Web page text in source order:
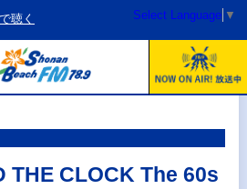
聴く Select Language ▼
THE CLOCK The 60s